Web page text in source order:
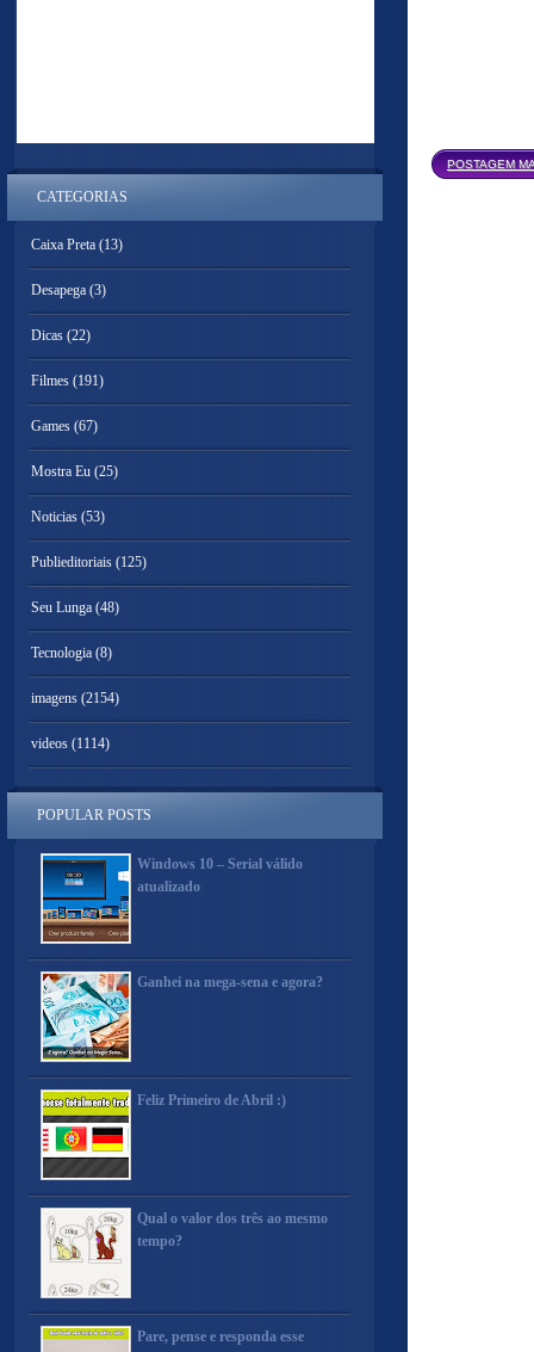
POSTAGEM
CATEGORIAS
Caixa Preta (13)
Desapega (3)
Dicas (22)
Filmes (191)
Games (67)
Mostra Eu (25)
Noticias (53)
Publieditoriais (125)
Seu Lunga (48)
Tecnologia (8)
imagens (2154)
videos (1114)
POPULAR POSTS
Windows 10 – Serial válido
atualizado
Ganhei na mega-sena e agora?
Feliz Primeiro de Abril :)
Qual o valor dos três ao mesmo
tempo?
Pare, pense e responda esse